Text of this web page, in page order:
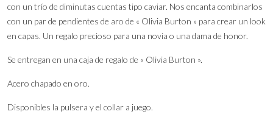
con un trío de diminutas cuentas tipo caviar. Nos encanta combinarlos
con un par de pendientes de aro de « Olivia Burton » para crear un look
en capas. Un regalo precioso para una novia o una dama de honor.
Se entregan en una caja de regalo de « Olivia Burton ».
Acero chapado en oro.
Disponibles la pulsera y el collar a juego.